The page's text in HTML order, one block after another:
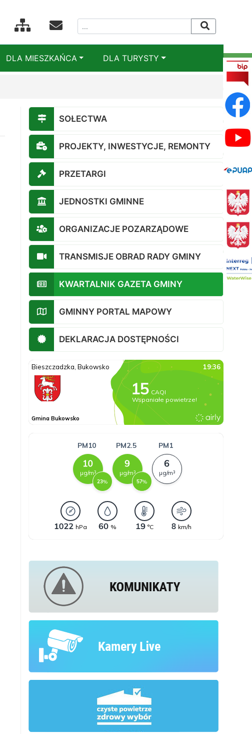
DLA MIESZKAŃCA DLA TURYSTY
SOŁECTWA
PROJEKTY, INWESTYCJE, REMONTY
PRZETARGI
JEDNOSTKI GMINNE
ORGANIZACJE POZARZĄDOWE
TRANSMISJE OBRAD RADY GMINY
KWARTALNIK GAZETA GMINY
GMINNY PORTAL MAPOWY
DEKLARACJA DOSTĘPNOŚCI